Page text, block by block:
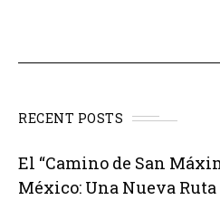
RECENT POSTS
El “Camino de San
México: Una Nueva